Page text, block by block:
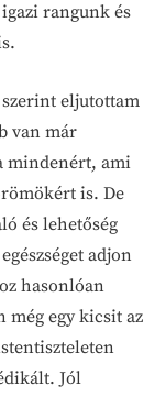
rangunk és
eljutottam
van már
mindenért, ami
is. De
és lehetőség
adjon
hasonlóan
még egy kicsit az
Jól